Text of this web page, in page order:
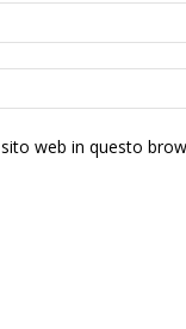
web in questo